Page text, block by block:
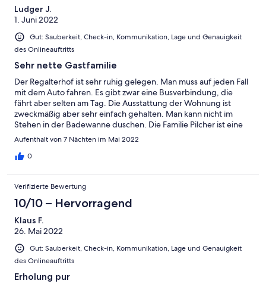
Ludger J.
1. Juni 2022
Gut: Sauberkeit, Check-in, Kommunikation, Lage und Genauigkeit
des Onlineauftritts
Sehr nette Gastfamilie
Der Regalterhof ist sehr ruhig gelegen. Man muss auf jeden Fall
mit dem Auto fahren. Es gibt zwar eine Busverbindung, die
fährt aber selten am Tag. Die Ausstattung der Wohnung ist
zweckmäßig aber sehr einfach gehalten. Man kann nicht im
Stehen in der Badewanne duschen. Die Familie Pilcher ist eine
sehr nette, herzliche Gastfamilie. Wir haben uns sehr wohl
Aufenthalt von 7 Nächten im Mai 2022
0
Verifizierte Bewertung
10/10 – Hervorragend
Klaus F.
26. Mai 2022
Gut: Sauberkeit, Check-in, Kommunikation, Lage und Genauigkeit
des Onlineauftritts
Erholung pur